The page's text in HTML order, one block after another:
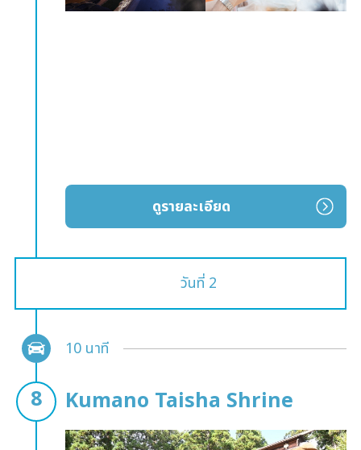
ดูรายละเอียด
วันที่ 2
10 นาที
Kumano Taisha Shrine